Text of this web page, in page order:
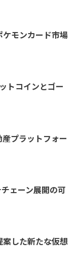
ケモンカード市場
トコインとゴー
プラットフォー
ェーン展開の可
した新たな仮想